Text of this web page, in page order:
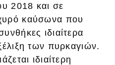
2018 και σε
καύσωνα που
ιδιαίτερα
των πυρκαγιών.
ιδιαίτερη